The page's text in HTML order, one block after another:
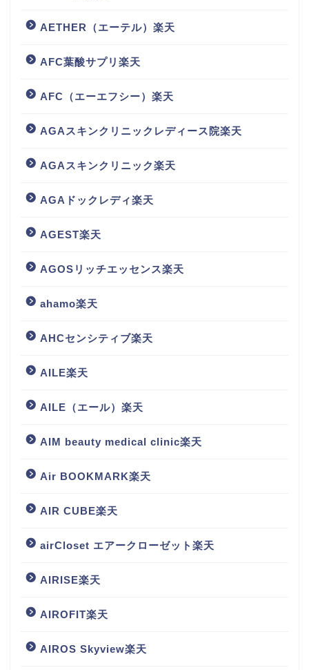
AETHER（エーテル）楽天
AFC葉酸サプリ楽天
AFC（エーエフシー）楽天
AGAスキンクリニックレディース院楽天
AGAスキンクリニック楽天
AGAドックレディ楽天
AGEST楽天
AGOSリッチエッセンス楽天
ahamo楽天
AHCセンシティブ楽天
AILE楽天
AILE（エール）楽天
AIM beauty medical clinic楽天
Air BOOKMARK楽天
AIR CUBE楽天
airCloset エアークローゼット楽天
AIRISE楽天
AIROFIT楽天
AIROS Skyview楽天